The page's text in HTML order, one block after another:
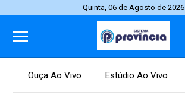
Quinta, 06 de Agosto de 2026
Ouça Ao Vivo Estúdio Ao Vivo